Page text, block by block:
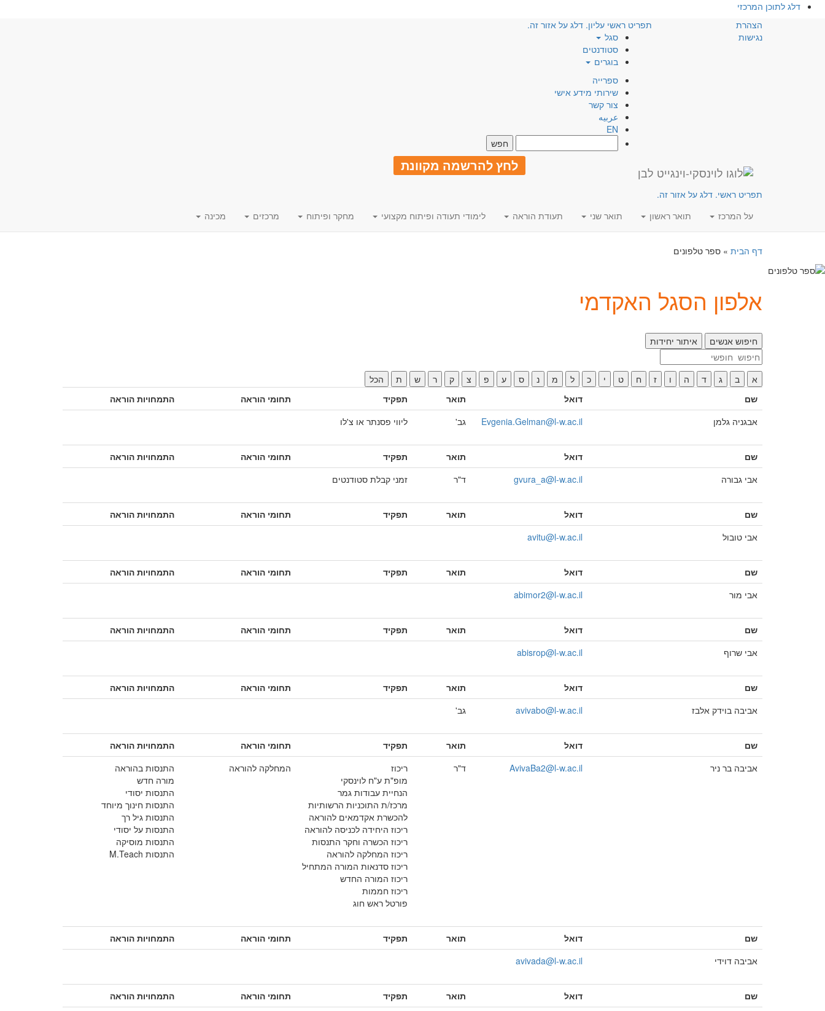
דלג לתוכן המרכזי
הצהרת
נגישות
תפריט ראשי עליון. דלג על אזור זה.
סגל
סטודנטים
בוגרים
ספרייה
שירותי מידע אישי
צור קשר
عربيه
EN
לחץ להרשמה מקוונת
תפריט ראשי. דלג על אזור זה.
על המרכז
תואר ראשון תואר שני תעודת הוראה לימודי תעודה ופיתוח מקצועי מחקר ופיתוח מרכזים מכינה
דף הבית » ספר טלפונים
אלפון הסגל האקדמי
חיפוש אנשים
איתור יחידות
חיפוש
חופשי
א
ב ג ד ה ו ז ח ט י כ ל מ נ ס ע פ צ ק ר ש ת
הכל
שם
דואל תואר תפקיד תחומי הוראה
התמחויות הוראה
אבגניה גלמן
Evgenia.Gelman@l-w.ac.il גב' ליווי פסנתר או צ'לו
שם דואל תואר תפקיד תחומי הוראה
התמחויות הוראה
אבי גבורה
gvura_a@l-w.ac.il ד"ר זמני קבלת סטודנטים
שם דואל תואר תפקיד תחומי הוראה
התמחויות הוראה
אבי טובול
avitu@l-w.ac.il
שם דואל תואר תפקיד תחומי הוראה
התמחויות הוראה
אבי מור
abimor2@l-w.ac.il
שם דואל תואר תפקיד תחומי הוראה
התמחויות הוראה
אבי שרוף
abisrop@l-w.ac.il
שם דואל תואר תפקיד תחומי הוראה
התמחויות הוראה
אביבה בוידק אלבז
avivabo@l-w.ac.il גב'
שם דואל תואר תפקיד תחומי הוראה
התמחויות הוראה
אביבה בר ניר
AvivaBa2@l-w.ac.il ד"ר
ריכוז
מופ"ת ע"ח לוינסקי
הנחיית עבודות גמר
מרכז/ת התוכניות הרשותיות
להכשרת אקדמאים להוראה
ריכוז היחידה לכניסה להוראה
ריכוז הכשרה וחקר התנסות
ריכוז המחלקה להוראה
ריכוז סדנאות המורה המתחיל
ריכוז המורה החדש
ריכוז חממות
פורטל ראש חוג
המחלקה להוראה
התנסות בהוראה
מורה חדש
התנסות יסודי
התנסות חינוך מיוחד
התנסות גיל רך
התנסות על יסודי
התנסות מוסיקה
התנסות M.Teach
שם דואל תואר תפקיד תחומי הוראה
התמחויות הוראה
אביבה דוידי
avivada@l-w.ac.il
שם דואל תואר תפקיד תחומי הוראה
התמחויות הוראה